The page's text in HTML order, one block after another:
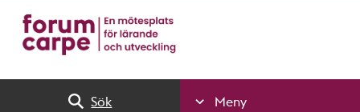
Sök Meny